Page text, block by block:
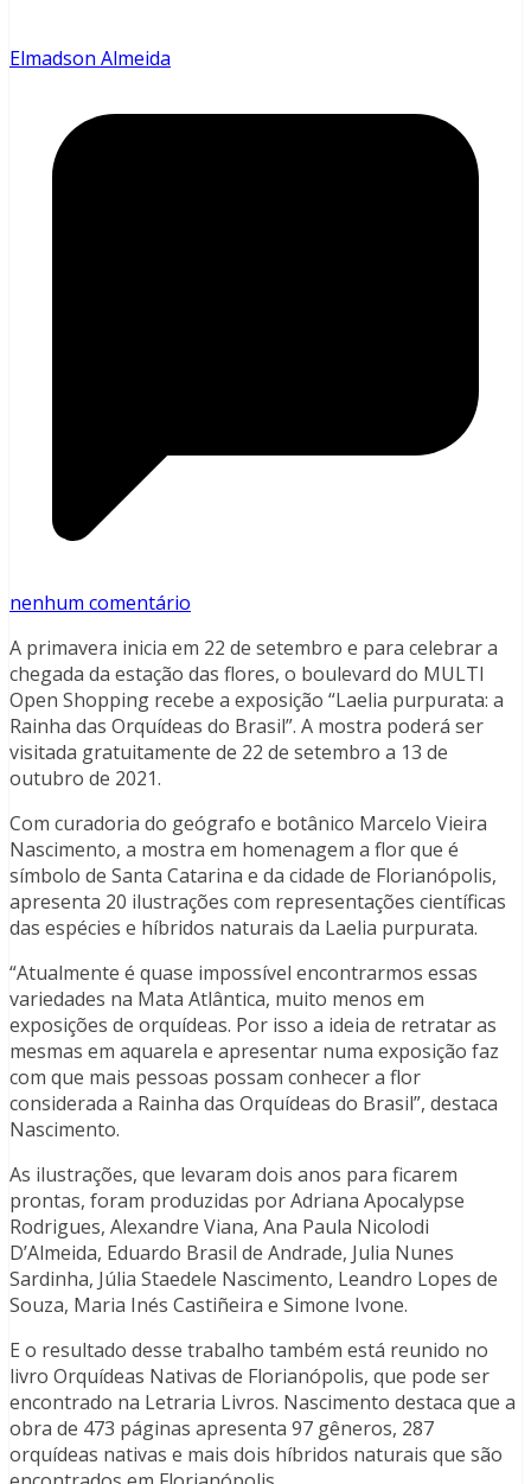
Elmadson Almeida
nenhum comentário
A primavera inicia em 22 de setembro e para celebrar a
chegada da estação das flores, o boulevard do MULTI
Open Shopping recebe a exposição “Laelia purpurata: a
Rainha das Orquídeas do Brasil”. A mostra poderá ser
visitada gratuitamente de 22 de setembro a 13 de
outubro de 2021.
Com curadoria do geógrafo e botânico Marcelo Vieira
Nascimento, a mostra em homenagem a flor que é
símbolo de Santa Catarina e da cidade de Florianópolis,
apresenta 20 ilustrações com representações científicas
das espécies e híbridos naturais da Laelia purpurata.
“Atualmente é quase impossível encontrarmos essas
variedades na Mata Atlântica, muito menos em
exposições de orquídeas. Por isso a ideia de retratar as
mesmas em aquarela e apresentar numa exposição faz
com que mais pessoas possam conhecer a flor
considerada a Rainha das Orquídeas do Brasil”, destaca
Nascimento.
As ilustrações, que levaram dois anos para ficarem
prontas, foram produzidas por Adriana Apocalypse
Rodrigues, Alexandre Viana, Ana Paula Nicolodi
D’Almeida, Eduardo Brasil de Andrade, Julia Nunes
Sardinha, Júlia Staedele Nascimento, Leandro Lopes de
Souza, Maria Inés Castiñeira e Simone Ivone.
E o resultado desse trabalho também está reunido no
livro Orquídeas Nativas de Florianópolis, que pode ser
encontrado na Letraria Livros. Nascimento destaca que a
obra de 473 páginas apresenta 97 gêneros, 287
orquídeas nativas e mais dois híbridos naturais que são